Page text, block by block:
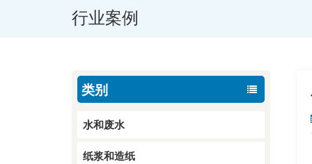
行业案例
类别
水和废水
纸浆和造纸